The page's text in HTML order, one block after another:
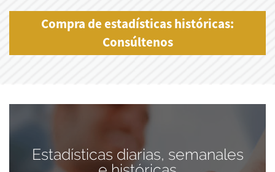
Compra de estadísticas históricas:
Consúltenos
Estadísticas diarias, semanales